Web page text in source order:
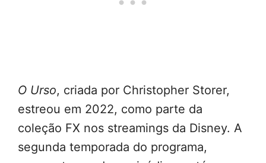
O Urso, criada por Christopher Storer,
estreou em 2022, como parte da
coleção FX nos streamings da Disney. A
segunda temporada do programa,